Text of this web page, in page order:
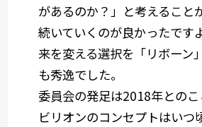
があるのか？」と考えること
続いていくのが良かったです
来を変える選択を「リボーン
も秀逸でした。
委員会の発足は2018年との
ビリオンのコンセプトはいつ